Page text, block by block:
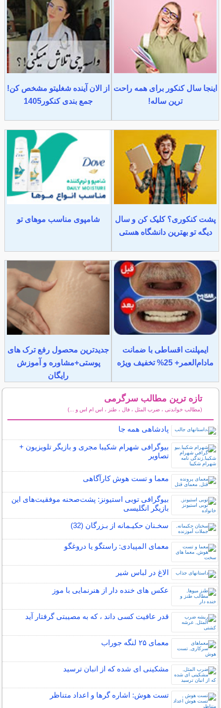
اینجا سال کنکور برای همه راحت
ترین ساله!
از الان آینده شغلیتو مشخص کن!
جمع بندی کنکور1405
پشت کنکوری؟ کلیک کن و سال
دیگه تو بهترین دانشگاه هستی
شامپوی مناسب موهای تو
ایمپلنت اقساطی با ضمانت
مادام‌العمر+ 25% تخفیف ویژه
جدیدترین محصول رفع ترک های
پوستی+مشاوره و آموزش
رایگان
تازه ترین مطالب سرگرمی
(مطالب خواندنی ، ضرب المثل ، فال ، طنز ، اس ام اس و ...)
پادشاهی همه جا
بیوگرافی شهرام شکیبا مجری و بازیگر تلویزیون +
تصاویر
معما و تست هوش کارآگاهی
بیوگرافی توبی استیونز: پشت‌صحنه موفقیت‌های این
بازیگر انگلیسی
سخـنان حکیـمانه از بـزرگان (32)
معمای المپیادی: راستگو یا دروغگو
الاغ در لباس شیر
عکس های خنده دار از هنرنمایی با موز
قدر عافیت کسی داند ، که به مصیبتی گرفتار آید
معمای ۲۵ لنگه جوراب
مشکینی ای شده که از انبان ترسید
تست هوش: اشاره گرها و اعداد متناظر